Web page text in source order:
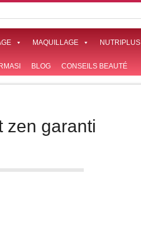
MAQUILLAGE NUTRIPLUS
BLOG CONSEILS BEAUTÉ
zen garanti